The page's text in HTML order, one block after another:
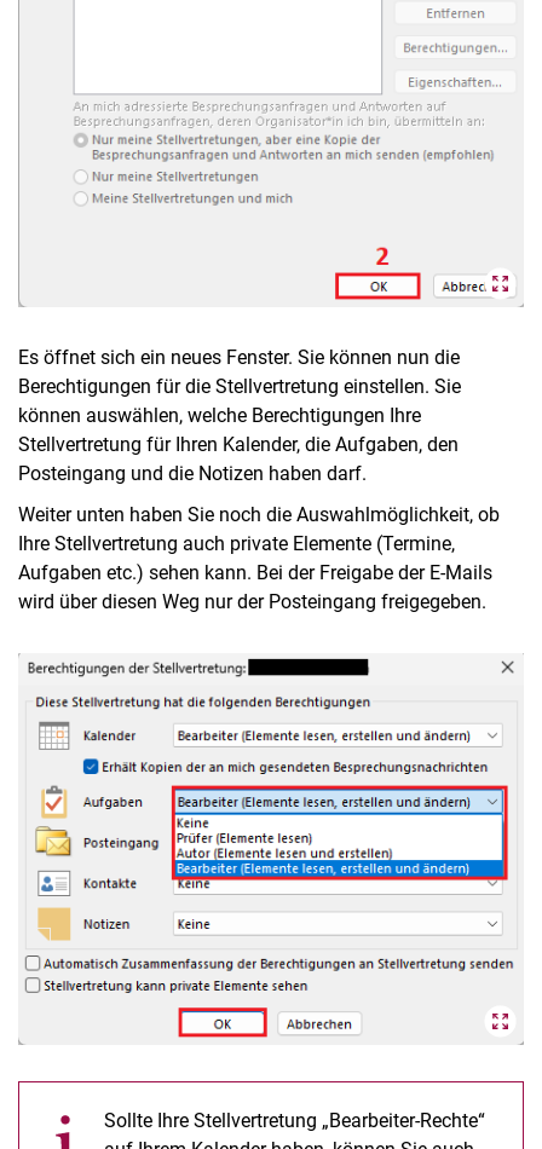
Es öffnet sich ein neues Fenster. Sie können nun die
Berechtigungen für die Stellvertretung einstellen. Sie
können auswählen, welche Berechtigungen Ihre
Stellvertretung für Ihren Kalender, die Aufgaben, den
Posteingang und die Notizen haben darf.
Weiter unten haben Sie noch die Auswahlmöglichkeit, ob
Ihre Stellvertretung auch private Elemente (Termine,
Aufgaben etc.) sehen kann. Bei der Freigabe der E-Mails
wird über diesen Weg nur der Posteingang freigegeben.
Sollte Ihre Stellvertretung „Bearbeiter-Rechte“